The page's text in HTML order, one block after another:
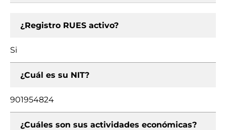
¿Registro RUES activo?
Si
¿Cuál es su NIT?
901954824
¿Cuáles son sus actividades económicas?